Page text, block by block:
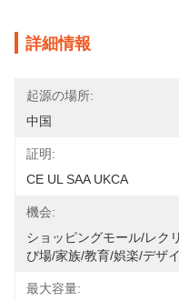
詳細情報
起源の場所:
中国
証明:
CE UL SAA UKCA
機会:
ショッピングモール/レク
び場/家族/教育/娯楽/デザ
最大容量: